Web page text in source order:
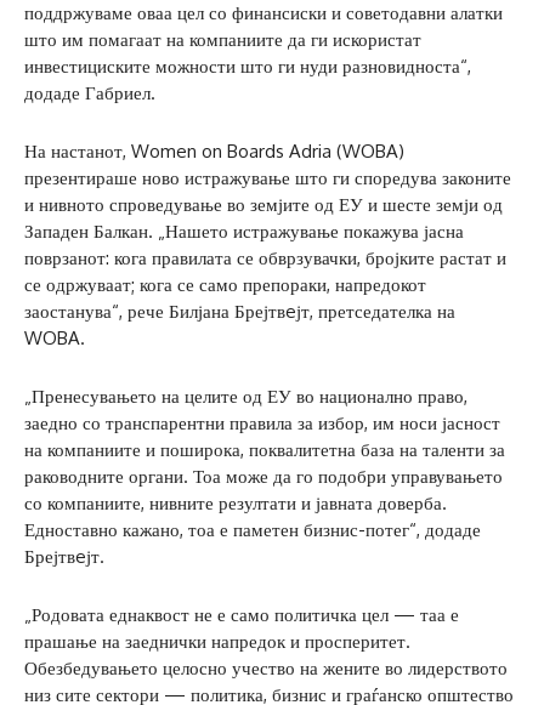
поддржуваме оваа цел со финансиски и советодавни алатки
што им помагаат на компаниите да ги искористат
инвестициските можности што ги нуди разновидноста“,
додаде Габриел.
На настанот, Women on Boards Adria (WOBA)
презентираше ново истражување што ги споредува законите
и нивното спроведување во земјите од ЕУ и шесте земји од
Западен Балкан. „Нашето истражување покажува јасна
поврзанот: кога правилата се обврзувачки, бројките растат и
се одржуваат; кога се само препораки, напредокот
заостанува“, рече Билјана Брејтвeјт, претседателка на
WOBA.
„Пренесувањето на целите од ЕУ во национално право,
заедно со транспарентни правила за избор, им носи јасност
на компаниите и поширока, поквалитетна база на таленти за
раководните органи. Тоа може да го подобри управувањето
со компаниите, нивните резултати и јавната доверба.
Едноставно кажано, тоа е паметен бизнис-потег“, додаде
Брејтвeјт.
„Родовата еднаквост не е само политичка цел — таа е
прашање на заеднички напредок и просперитет.
Обезбедувањето целосно учество на жените во лидерството
низ сите сектори — политика, бизнис и граѓанско општество